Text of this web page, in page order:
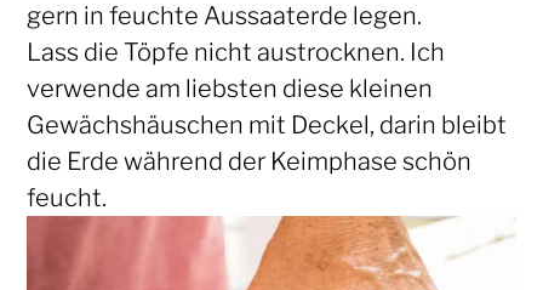
gern in feuchte Aussaaterde legen.
Lass die Töpfe nicht austrocknen. Ich
verwende am liebsten diese kleinen
Gewächshäuschen mit Deckel, darin bleibt
die Erde während der Keimphase schön
feucht.